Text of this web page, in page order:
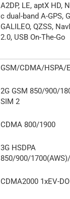
A2DP, LE, aptX HD,
c dual-band A-GPS,
GALILEO, QZSS,
2.0, USB On-The-Go
GSM/CDMA/HSPA/
2G GSM 850/900/
SIM 2
CDMA 800/1900
3G HSDPA
850/900/
CDMA2000 1xEV-DO